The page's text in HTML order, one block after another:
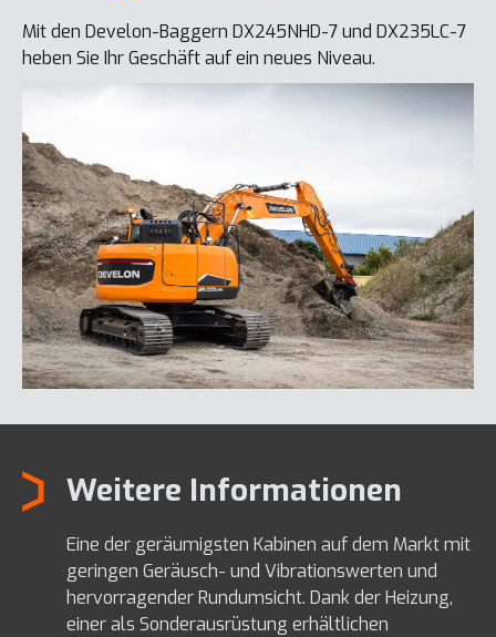
Mit den Develon-Baggern DX245NHD-7 und DX235LC-7
heben Sie Ihr Geschäft auf ein neues Niveau.
Weitere Informationen
Eine der geräumigsten Kabinen auf dem Markt mit
geringen Geräusch- und Vibrationswerten und
hervorragender Rundumsicht. Dank der Heizung,
einer als Sonderausrüstung erhältlichen